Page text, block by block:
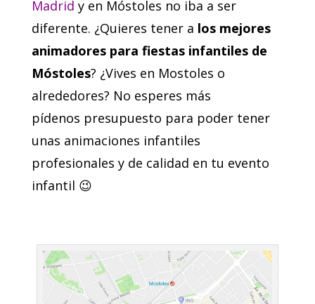
Madrid y en Móstoles no iba a ser
diferente. ¿Quieres tener a los mejores
animadores para fiestas infantiles de
Móstoles? ¿Vives en Mostoles o
alrededores? No esperes más
pídenos presupuesto para poder tener
unas animaciones infantiles
profesionales y de calidad en tu evento
infantil 😉